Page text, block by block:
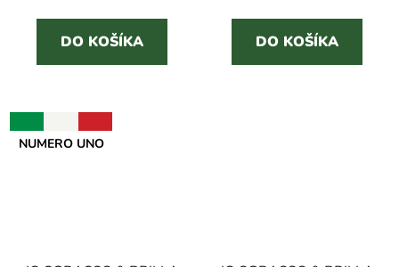
DO KOŠÍKA DO KOŠÍKA
NUMERO UNO